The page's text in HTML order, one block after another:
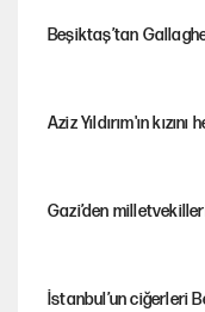
Beşiktaş’tan
Aziz Yıldırım'ın
Gazi’den
İstanbul’un ciğerleri